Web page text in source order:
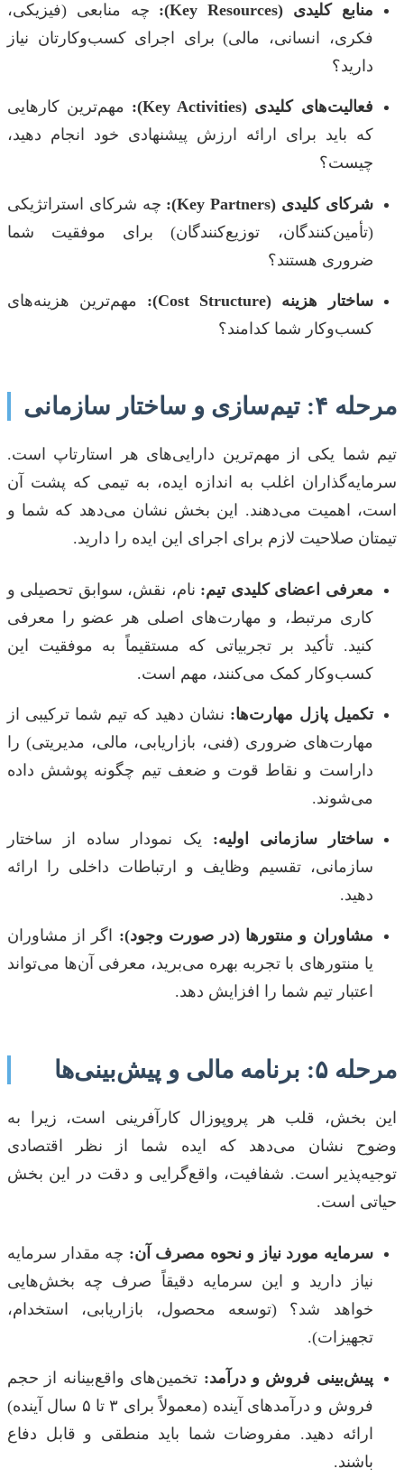
منابع کلیدی (Key Resources):
چه منابعی (فیزیکی،
فکری، انسانی، مالی) برای اجرای کسب‌وکارتان نیاز
دارید؟
فعالیت‌های کلیدی (Key Activities):
مهم‌ترین کارهایی
که باید برای ارائه ارزش پیشنهادی خود انجام دهید،
چیست؟
شرکای کلیدی (Key Partners):
چه شرکای استراتژیکی
(تأمین‌کنندگان، توزیع‌کنندگان) برای موفقیت شما
ضروری هستند؟
ساختار هزینه (Cost Structure):
مهم‌ترین هزینه‌های
کسب‌وکار شما کدامند؟
مرحله ۴: تیم‌سازی و ساختار سازمانی
تیم شما یکی از مهم‌ترین دارایی‌های هر استارتاپ است.
سرمایه‌گذاران اغلب به اندازه ایده، به تیمی که پشت آن
است، اهمیت می‌دهند. این بخش نشان می‌دهد که شما و
تیمتان صلاحیت لازم برای اجرای این ایده را دارید.
معرفی اعضای کلیدی تیم: نام، نقش، سوابق تحصیلی و
کاری مرتبط، و مهارت‌های اصلی هر عضو را معرفی
کنید. تأکید بر تجربیاتی که مستقیماً به موفقیت این
کسب‌وکار کمک می‌کنند، مهم است.
تکمیل پازل مهارت‌ها: نشان دهید که تیم شما ترکیبی از
مهارت‌های ضروری (فنی، بازاریابی، مالی، مدیریتی) را
داراست و نقاط قوت و ضعف تیم چگونه پوشش داده
می‌شوند.
ساختار سازمانی اولیه: یک نمودار ساده از ساختار
سازمانی، تقسیم وظایف و ارتباطات داخلی را ارائه
دهید.
مشاوران و منتورها (در صورت وجود): اگر از مشاوران
یا منتورهای با تجربه بهره می‌برید، معرفی آن‌ها می‌تواند
اعتبار تیم شما را افزایش دهد.
مرحله ۵: برنامه مالی و پیش‌بینی‌ها
این بخش، قلب هر پروپوزال کارآفرینی است، زیرا به
وضوح نشان می‌دهد که ایده شما از نظر اقتصادی
توجیه‌پذیر است. شفافیت، واقع‌گرایی و دقت در این بخش
حیاتی است.
سرمایه مورد نیاز و نحوه مصرف آن: چه مقدار سرمایه
نیاز دارید و این سرمایه دقیقاً صرف چه بخش‌هایی
خواهد شد؟ (توسعه محصول، بازاریابی، استخدام،
تجهیزات).
پیش‌بینی فروش و درآمد: تخمین‌های واقع‌بینانه از حجم
فروش و درآمدهای آینده (معمولاً برای ۳ تا ۵ سال آینده)
ارائه دهید. مفروضات شما باید منطقی و قابل دفاع
باشند.